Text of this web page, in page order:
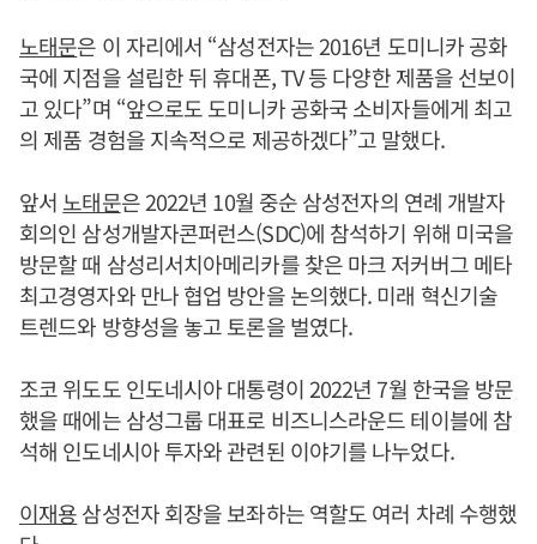
노태문은 이 자리에서 “삼성전자는 2016년 도미니카 공화
국에 지점을 설립한 뒤 휴대폰, TV 등 다양한 제품을 선보이
고 있다”며 “앞으로도 도미니카 공화국 소비자들에게 최고
의 제품 경험을 지속적으로 제공하겠다”고 말했다.
앞서 노태문은 2022년 10월 중순 삼성전자의 연례 개발자
회의인 삼성개발자콘퍼런스(SDC)에 참석하기 위해 미국을
방문할 때 삼성리서치아메리카를 찾은 마크 저커버그 메타
최고경영자와 만나 협업 방안을 논의했다. 미래 혁신기술
트렌드와 방향성을 놓고 토론을 벌였다.
조코 위도도 인도네시아 대통령이 2022년 7월 한국을 방문
했을 때에는 삼성그룹 대표로 비즈니스라운드 테이블에 참
석해 인도네시아 투자와 관련된 이야기를 나누었다.
이재용삼성전자 회장을 보좌하는 역할도 여러 차례 수행했